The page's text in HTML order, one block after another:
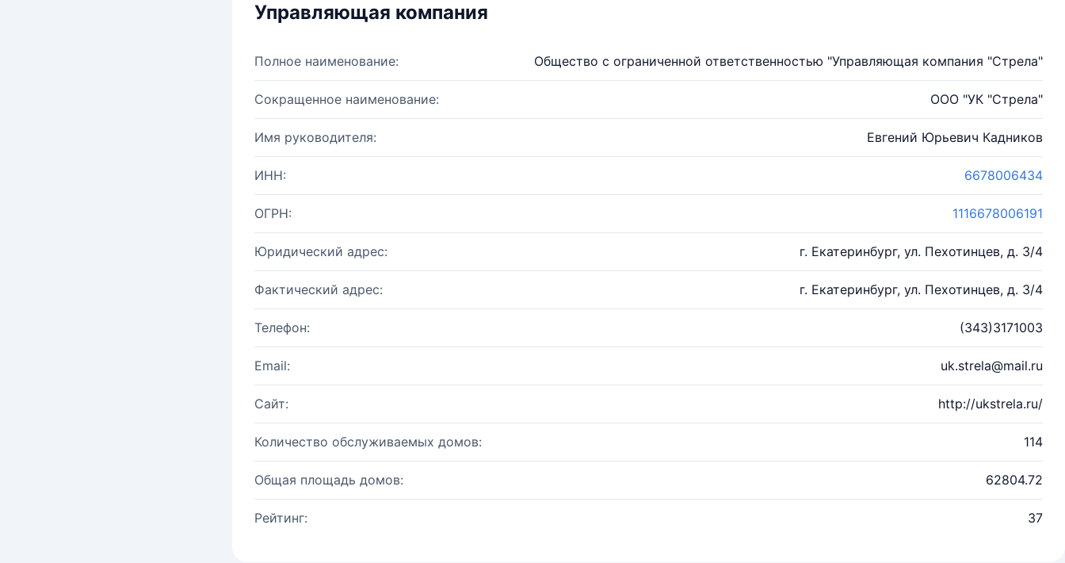
Управляющая компания
Полное наименование: Общество с ограниченной ответственностью "Управляющая компания "Стрела"
Сокращенное наименование: ООО "УК "Стрела"
Имя руководителя: Евгений Юрьевич Кадников
ИНН: 6678006434
ОГРН: 1116678006191
Юридический адрес: г. Екатеринбург, ул. Пехотинцев, д. 3/4
Фактический адрес: г. Екатеринбург, ул. Пехотинцев, д. 3/4
Телефон: (343)3171003
Email: uk.strela@mail.ru
Сайт: http://ukstrela.ru/
Количество обслуживаемых домов: 114
Общая площадь домов: 62804.72
Рейтинг: 37